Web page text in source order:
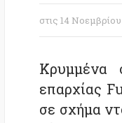
Κρυμμένα
επαρχίας
λάσπη.
κοινότικα
χωράφια